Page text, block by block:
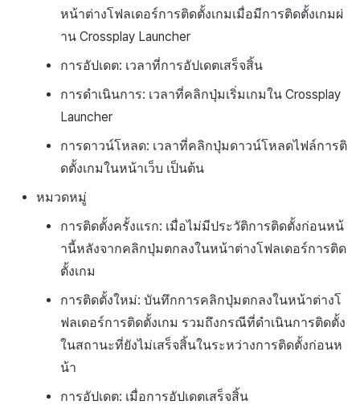
หน้าต่างโฟลเดอร์การติดตั้งเกมเมื่อมีการติดตั้งเกมผ่
าน Crossplay Launcher
การอัปเดต: เวลาที่การอัปเดตเสร็จสิ้น
การดำเนินการ: เวลาที่คลิกปุ่มเริ่มเกมใน Crossplay
Launcher
การดาวน์โหลด: เวลาที่คลิกปุ่มดาวน์โหลดไฟล์การติ
ดตั้งเกมในหน้าเว็บ เป็นต้น
หมวดหมู่
การติดตั้งครั้งแรก: เมื่อไม่มีประวัติการติดตั้งก่อนหน้
านี้หลังจากคลิกปุ่มตกลงในหน้าต่างโฟลเดอร์การติด
ตั้งเกม
การติดตั้งใหม่: บันทึกการคลิกปุ่มตกลงในหน้าต่างโ
ฟลเดอร์การติดตั้งเกม รวมถึงกรณีที่ดำเนินการติดตั้ง
ในสถานะที่ยังไม่เสร็จสิ้นในระหว่างการติดตั้งก่อนห
น้า
การอัปเดต: เมื่อการอัปเดตเสร็จสิ้น